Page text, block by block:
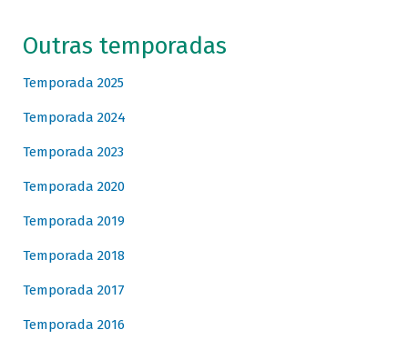
Outras temporadas
Temporada 2025
Temporada 2024
Temporada 2023
Temporada 2020
Temporada 2019
Temporada 2018
Temporada 2017
Temporada 2016